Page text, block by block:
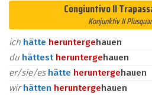
Congiuntivo II
Konjunktiv II
ich hätte heruntergehauen
du hättest heruntergehauen
er/sie/es hätte heruntergehauen
wirhätten heruntergehauen